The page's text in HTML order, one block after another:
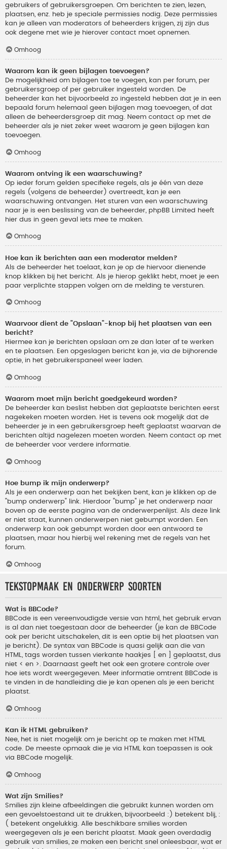
gebruikers of gebruikersgroepen. Om berichten te zien, lezen,
plaatsen, enz. heb je speciale permissies nodig. Deze permissies
kan je alleen van moderators of beheerders krijgen, zij zijn dus
ook degene met wie je hierover contact moet opnemen.
Omhoog
Waarom kan ik geen bijlagen toevoegen?
De mogelijkheid om bijlagen toe te voegen, kan per forum, per
gebruikersgroep of per gebruiker ingesteld worden. De
beheerder kan het bijvoorbeeld zo ingesteld hebben dat je in een
bepaald forum helemaal geen bijlagen mag toevoegen, of dat
alleen de beheerdersgroep dit mag. Neem contact op met de
beheerder als je niet zeker weet waarom je geen bijlagen kan
toevoegen.
Omhoog
Waarom ontving ik een waarschuwing?
Op ieder forum gelden specifieke regels, als je één van deze
regels (volgens de beheerder) overtreedt, kan je een
waarschuwing ontvangen. Het sturen van een waarschuwing
naar je is een beslissing van de beheerder, phpBB Limited heeft
hier dus in geen geval iets mee te maken.
Omhoog
Hoe kan ik berichten aan een moderator melden?
Als de beheerder het toelaat, kan je op de hiervoor dienende
knop klikken bij het bericht. Als je hierop geklikt hebt, moet je een
paar verplichte stappen volgen om de melding te versturen.
Omhoog
Waarvoor dient de "Opslaan"-knop bij het plaatsen van een
bericht?
Hiermee kan je berichten opslaan om ze dan later af te werken
en te plaatsen. Een opgeslagen bericht kan je, via de bijhorende
optie, in het gebruikerspaneel weer laden.
Omhoog
Waarom moet mijn bericht goedgekeurd worden?
De beheerder kan beslist hebben dat geplaatste berichten eerst
nagekeken moeten worden. Het is tevens ook mogelijk dat de
beheerder je in een gebruikersgroep heeft geplaatst waarvan de
berichten altijd nagelezen moeten worden. Neem contact op met
de beheerder voor verdere informatie.
Omhoog
Hoe bump ik mijn onderwerp?
Als je een onderwerp aan het bekijken bent, kan je klikken op de
"bump onderwerp" link. Hierdoor "bump" je het onderwerp naar
boven op de eerste pagina van de onderwerpenlijst. Als deze link
er niet staat, kunnen onderwerpen niet gebumpt worden. Een
onderwerp kan ook gebumpt worden door een antwoord te
plaatsen, maar hou hierbij wel rekening met de regels van het
forum.
Omhoog
Tekstopmaak en onderwerp soorten
Wat is BBCode?
BBCode is een vereenvoudigde versie van html, het gebruik ervan
is al dan niet toegestaan door de beheerder (je kan de BBCode
ook per bericht uitschakelen, dit is een optie bij het plaatsen van
je bericht). De syntax van BBCode is quasi gelijk aan die van
HTML, tags worden tussen vierkante haakjes [ en ] geplaatst, dus
niet < en >. Daarnaast geeft het ook een grotere controle over
hoe iets wordt weergegeven. Meer informatie omtrent BBCode is
te vinden in de handleiding die je kan openen als je een bericht
plaatst.
Omhoog
Kan ik HTML gebruiken?
Nee, het is niet mogelijk om je bericht op te maken met HTML
code. De meeste opmaak die je via HTML kan toepassen is ook
via BBCode mogelijk.
Omhoog
Wat zijn Smilies?
Smilies zijn kleine afbeeldingen die gebruikt kunnen worden om
een gevoelstoestand uit te drukken, bijvoorbeeld :) betekent blij, :
( betekent ongelukkig. Alle beschikbare smilies worden
weergegeven als je een bericht plaatst. Maak geen overdadig
gebruik van smilies, ze maken een bericht snel onleesbaar, wat er